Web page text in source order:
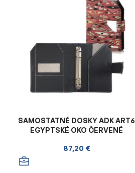
SAMOSTATNÉ DOSKY ADK ART6
EGYPTSKÉ OKO ČERVENÉ
87,20 €